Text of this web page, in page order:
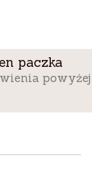
paczka
powyżej